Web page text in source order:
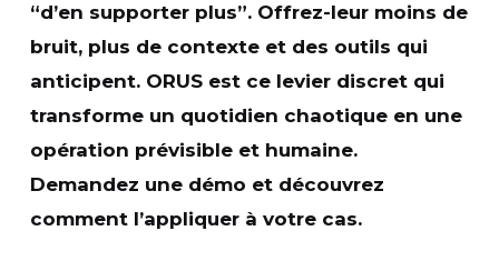
“d’en supporter plus”. Offrez-leur moins de
bruit, plus de contexte et des outils qui
anticipent. ORUSest ce levier discret qui
transforme un quotidien chaotique en une
opération prévisible et humaine.
Demandez une démo et découvrez
comment l’appliquer à votre cas.